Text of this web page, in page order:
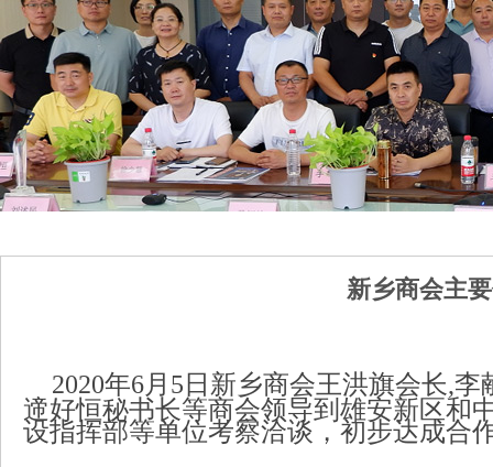
新乡商会主
2020年6月5日新乡商会王洪旗会长,
遆好恒秘书长等商会领导到雄安新区和
设指挥部等单位考察洽谈，初步达成合